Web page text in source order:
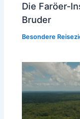
Die Faröer-
Bruder
Besondere